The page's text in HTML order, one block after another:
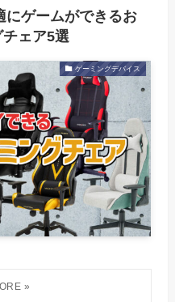
にゲームができるお
ェア5選
ゲーミングデバイス